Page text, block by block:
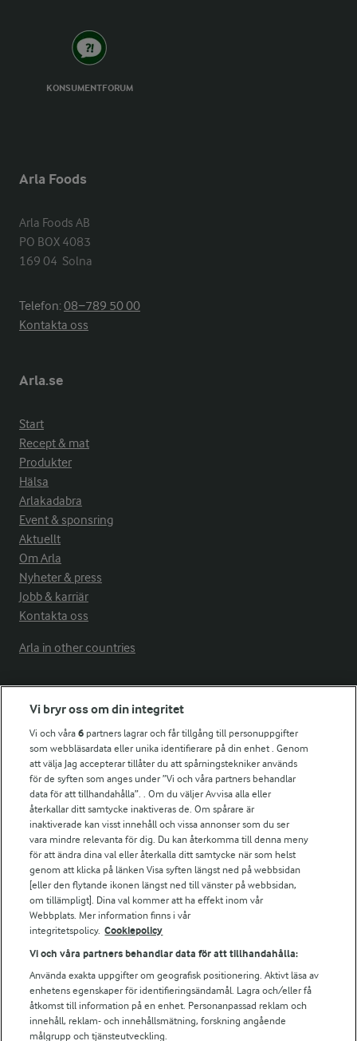
KONSUMENTFORUM
Arla Foods
Arla Foods AB
PO BOX 4083
169 04  Solna
Telefon:08−789 50 00
Kontakta oss
Arla.se
Start
Recept & mat
Produkter
Hälsa
Arlakadabra
Event & sponsring
Aktuellt
Om Arla
Nyheter & press
Jobb & karriär
Kontakta oss
Arla in other countries
Fler Arlasajter
För ägare
Arlas kundportal
Arla.com
Falbygdens Ost
Arla webbshop
Bildbank
Följ oss
Vi bryr oss om din integritet
Vi och våra6 partners lagrar och får tillgång till personuppgifter
som webbläsardata eller unika identifierare på din enhet . Genom
att välja Jag accepterar tillåter du att spårningstekniker används
för de syften som anges under ”Vi och våra partners behandlar
data för att tillhandahålla”. . Om du väljer Avvisa alla eller
återkallar ditt samtycke inaktiveras de. Om spårare är
inaktiverade kan visst innehåll och vissa annonser som du ser
vara mindre relevanta för dig. Du kan återkomma till denna meny
för att ändra dina val eller återkalla ditt samtycke när som helst
genom att klicka på länken Visa syften längst ned på webbsidan
[eller den flytande ikonen längst ned till vänster på webbsidan,
om tillämpligt]. Dina val kommer att ha effekt inom vår
Webbplats. Mer information finns i vår
integritetspolicy. Cookiepolicy
Vi och våra partners behandlar data för att tillhandahålla:
Använda exakta uppgifter om geografisk positionering. Aktivt läsa av
enhetens egenskaper för identifieringsändamål. Lagra och/eller få
åtkomst till information på en enhet. Personanpassad reklam och
innehåll, reklam- och innehållsmätning, forskning angående
målgrupp och tjänsteutveckling.